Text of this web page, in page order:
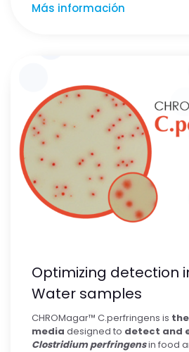
Más información
Optimizing detection
Water samples
CHROMagar™ C.perfringens is
media designed to detect and
Clostridium perfringensin food